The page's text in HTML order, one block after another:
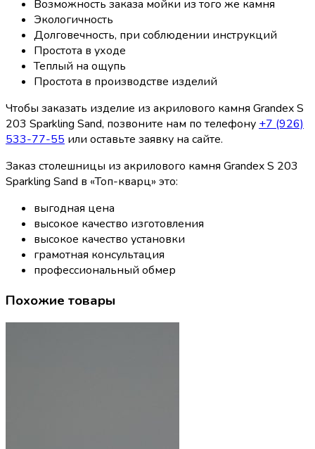
Возможность заказа мойки из того же камня
Экологичность
Долговечность, при соблюдении инструкций
Простота в уходе
Теплый на ощупь
Простота в производстве изделий
Чтобы заказать изделие из акрилового камня Grandex S
203 Sparkling Sand, позвоните нам по телефону +7 (926)
533-77-55 или оставьте заявку на сайте.
Заказ столешницы из акрилового камня Grandex S 203
Sparkling Sand в «Топ-кварц» это:
выгодная цена
высокое качество изготовления
высокое качество установки
грамотная консультация
профессиональный обмер
Похожие товары